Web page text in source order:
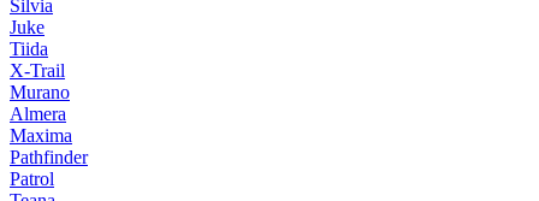
Silvia
Juke
Tiida
X-Trail
Murano
Almera
Maxima
Pathfinder
Patrol